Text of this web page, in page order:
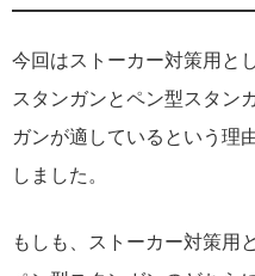
今回はストーカー対策用と
スタンガンとペン型スタン
ガンが適しているという理
しました。
もしも、ストーカー対策用